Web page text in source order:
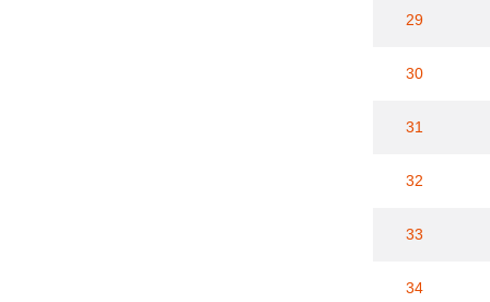
29
30
31
32
33
34